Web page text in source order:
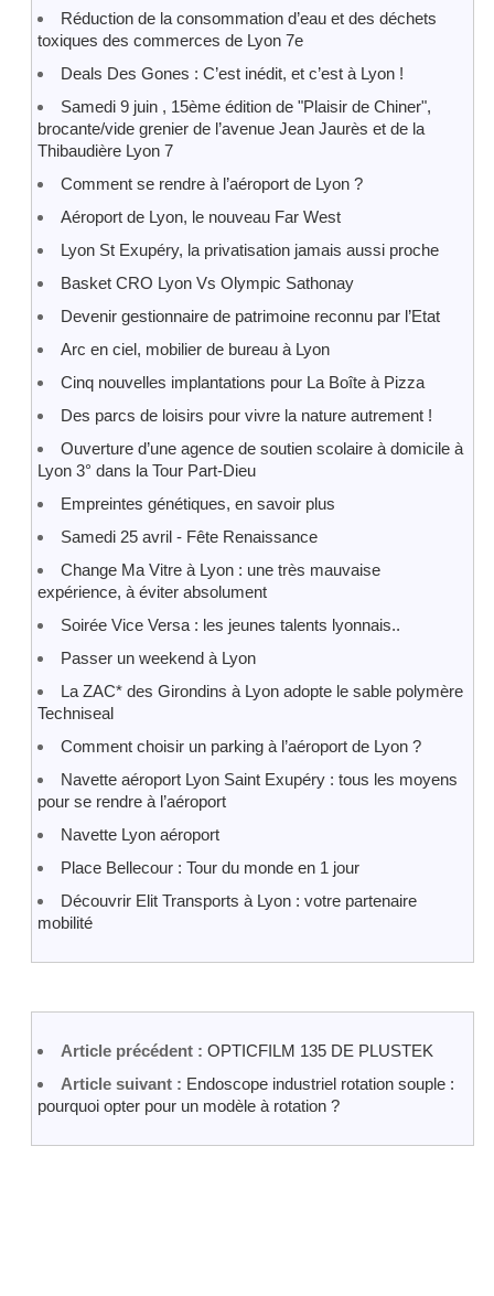
Réduction de la consommation d’eau et des déchets
toxiques des commerces de Lyon 7e
Deals Des Gones : C’est inédit, et c’est à Lyon !
Samedi 9 juin , 15ème édition de "Plaisir de Chiner",
brocante/vide grenier de l’avenue Jean Jaurès et de la
Thibaudière Lyon 7
Comment se rendre à l’aéroport de Lyon ?
Aéroport de Lyon, le nouveau Far West
Lyon St Exupéry, la privatisation jamais aussi proche
Basket CRO Lyon Vs Olympic Sathonay
Devenir gestionnaire de patrimoine reconnu par l’Etat
Arc en ciel, mobilier de bureau à Lyon
Cinq nouvelles implantations pour La Boîte à Pizza
Des parcs de loisirs pour vivre la nature autrement !
Ouverture d’une agence de soutien scolaire à domicile à
Lyon 3° dans la Tour Part-Dieu
Empreintes génétiques, en savoir plus
Samedi 25 avril - Fête Renaissance
Change Ma Vitre à Lyon : une très mauvaise
expérience, à éviter absolument
Soirée Vice Versa : les jeunes talents lyonnais..
Passer un weekend à Lyon
La ZAC* des Girondins à Lyon adopte le sable polymère
Techniseal
Comment choisir un parking à l’aéroport de Lyon ?
Navette aéroport Lyon Saint Exupéry : tous les moyens
pour se rendre à l’aéroport
Navette Lyon aéroport
Place Bellecour : Tour du monde en 1 jour
Découvrir Elit Transports à Lyon : votre partenaire
mobilité
Article précédent : OPTICFILM 135 DE PLUSTEK
Article suivant : Endoscope industriel rotation souple :
pourquoi opter pour un modèle à rotation ?